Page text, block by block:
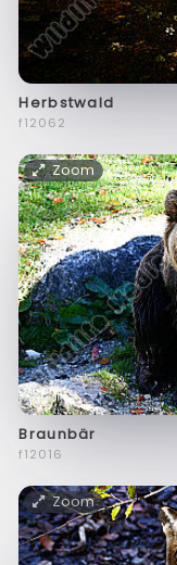
Herbstwald
f12062
Zoom
Braunbär
f12016
Zoom